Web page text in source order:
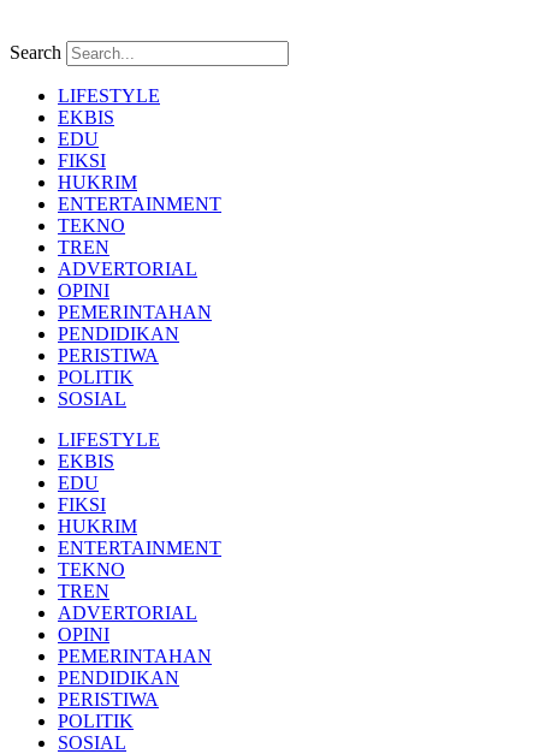
Search
LIFESTYLE
EKBIS
EDU
FIKSI
HUKRIM
ENTERTAINMENT
TEKNO
TREN
ADVERTORIAL
OPINI
PEMERINTAHAN
PENDIDIKAN
PERISTIWA
POLITIK
SOSIAL
LIFESTYLE
EKBIS
EDU
FIKSI
HUKRIM
ENTERTAINMENT
TEKNO
TREN
ADVERTORIAL
OPINI
PEMERINTAHAN
PENDIDIKAN
PERISTIWA
POLITIK
SOSIAL